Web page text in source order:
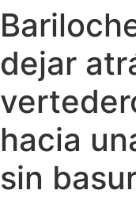
Ir
al
contenido
dejar
hacia
sin